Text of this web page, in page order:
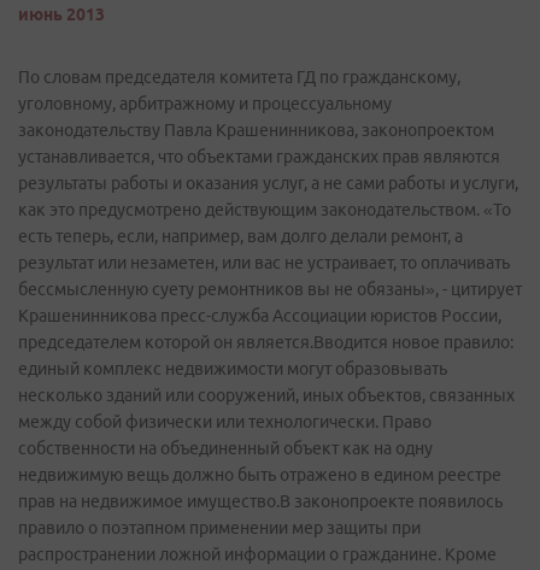
июнь 2013
По словам председателя комитета ГД по гражданскому,
уголовному, арбитражному и процессуальному
законодательству Павла Крашенинникова, законопроектом
устанавливается, что объектами гражданских прав являются
результаты работы и оказания услуг, а не сами работы и услуги,
как это предусмотрено действующим законодательством. «То
есть теперь, если, например, вам долго делали ремонт, а
результат или незаметен, или вас не устраивает, то оплачивать
бессмысленную суету ремонтников вы не обязаны», - цитирует
Крашенинникова пресс-служба Ассоциации юристов России,
председателем которой он является.Вводится новое правило:
единый комплекс недвижимости могут образовывать
несколько зданий или сооружений, иных объектов, связанных
между собой физически или технологически. Право
собственности на объединенный объект как на одну
недвижимую вещь должно быть отражено в едином реестре
прав на недвижимое имущество.В законопроекте появилось
правило о поэтапном применении мер защиты при
распространении ложной информации о гражданине. Кроме